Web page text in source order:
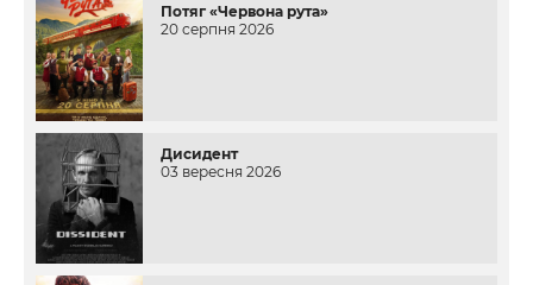
Потяг «Червона рута»
20 серпня 2026
Дисидент
03 вересня 2026